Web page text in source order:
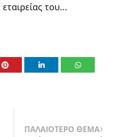
του...
ΠΑΛΑΙΟΤΕΡΟ ΘΕΜΑ